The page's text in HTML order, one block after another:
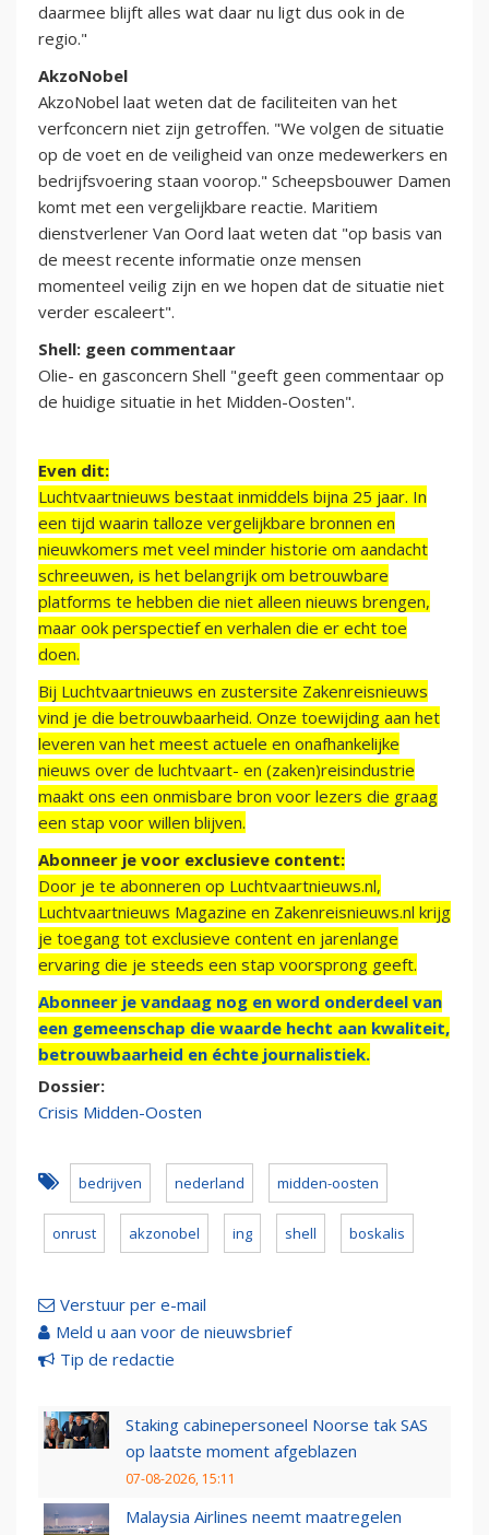
daarmee blijft alles wat daar nu ligt dus ook in de
regio."
AkzoNobel
AkzoNobel laat weten dat de faciliteiten van het
verfconcern niet zijn getroffen. "We volgen de situatie
op de voet en de veiligheid van onze medewerkers en
bedrijfsvoering staan voorop." Scheepsbouwer Damen
komt met een vergelijkbare reactie. Maritiem
dienstverlener Van Oord laat weten dat "op basis van
de meest recente informatie onze mensen
momenteel veilig zijn en we hopen dat de situatie niet
verder escaleert".
Shell: geen commentaar
Olie- en gasconcern Shell "geeft geen commentaar op
de huidige situatie in het Midden-Oosten".
Even dit:
Luchtvaartnieuws bestaat inmiddels bijna 25 jaar. In
een tijd waarin talloze vergelijkbare bronnen en
nieuwkomers met veel minder historie om aandacht
schreeuwen, is het belangrijk om betrouwbare
platforms te hebben die niet alleen nieuws brengen,
maar ook perspectief en verhalen die er echt toe
doen.
Bij Luchtvaartnieuws en zustersite Zakenreisnieuws
vind je die betrouwbaarheid. Onze toewijding aan het
leveren van het meest actuele en onafhankelijke
nieuws over de luchtvaart- en (zaken)reisindustrie
maakt ons een onmisbare bron voor lezers die graag
een stap voor willen blijven.
Abonneer je voor exclusieve content:
Door je te abonneren op Luchtvaartnieuws.nl,
Luchtvaartnieuws Magazine en Zakenreisnieuws.nl krijg
je toegang tot exclusieve content en jarenlange
ervaring die je steeds een stap voorsprong geeft.
Abonneer je vandaag nog en word onderdeel van
een gemeenschap die waarde hecht aan kwaliteit,
betrouwbaarheid en échte journalistiek.
Dossier:
Crisis Midden-Oosten
bedrijven nederland midden-oosten
onrust akzonobel ing shell boskalis
Verstuur per e-mail
Meld u aan voor de nieuwsbrief
Tip de redactie
Staking cabinepersoneel Noorse tak SAS
op laatste moment afgeblazen
07-08-2026, 15:11
Malaysia Airlines neemt maatregelen